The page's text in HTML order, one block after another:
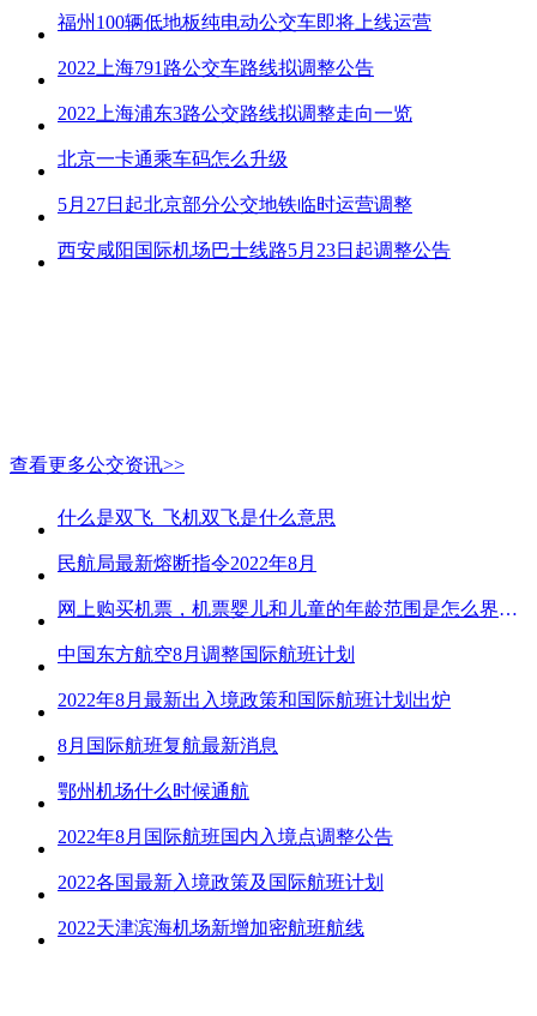
福州100辆低地板纯电动公交车即将上线运营
2022上海791路公交车路线拟调整公告
2022上海浦东3路公交路线拟调整走向一览
北京一卡通乘车码怎么升级
5月27日起北京部分公交地铁临时运营调整
西安咸阳国际机场巴士线路5月23日起调整公告
查看更多公交资讯>>
什么是双飞_飞机双飞是什么意思
民航局最新熔断指令2022年8月
网上购买机票，机票婴儿和儿童的年龄范围是怎么界定的？
中国东方航空8月调整国际航班计划
2022年8月最新出入境政策和国际航班计划出炉
8月国际航班复航最新消息
鄂州机场什么时候通航
2022年8月国际航班国内入境点调整公告
2022各国最新入境政策及国际航班计划
2022天津滨海机场新增加密航班航线